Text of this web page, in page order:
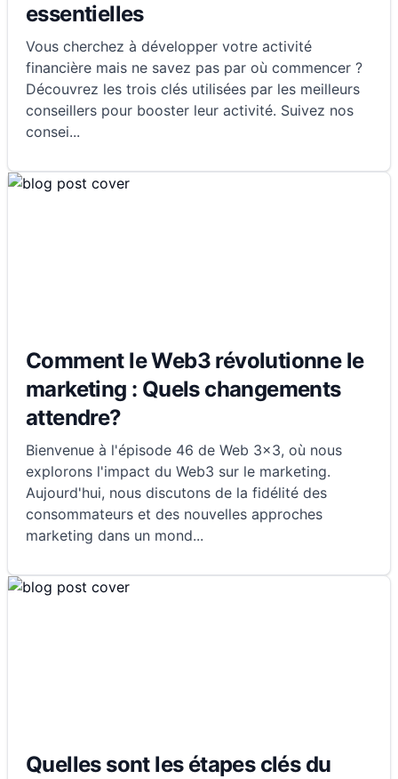
essentielles
Vous cherchez à développer votre activité
financière mais ne savez pas par où commencer ?
Découvrez les trois clés utilisées par les meilleurs
conseillers pour booster leur activité. Suivez nos
consei...
Comment le Web3 révolutionne le
marketing : Quels changements
attendre?
Bienvenue à l'épisode 46 de Web 3x3, où nous
explorons l'impact du Web3 sur le marketing.
Aujourd'hui, nous discutons de la fidélité des
consommateurs et des nouvelles approches
marketing dans un mond...
Quelles sont les étapes clés du